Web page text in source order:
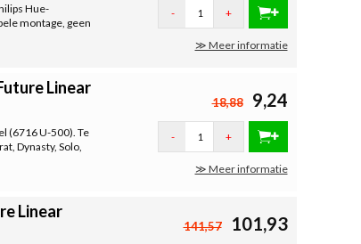
Hue-
montage, geen
- +
≫ Meer informatie
Linear
(6716 U-500). Te
Dynasty, Solo,
18,88 9,24
- +
≫ Meer informatie
Linear
141,57 101,93